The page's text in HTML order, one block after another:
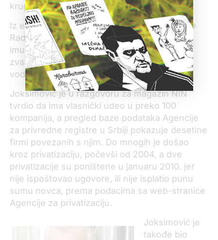
krugovima.
Iz evidencije privrednog registra vidi se da je
Radulović „Bana King“ osnovao sa dvojicom
imućnih Srba, Milomirom Joksimovićem,
zvanim Miša Omega i Slavkom Despotom,
vodećim uvoznikom kubanskih cigara.
Joksimović je u razgovoru za magazin NIN
tvrdio da ima vlasnički udeo u preko 100
kompanija, a pregled baze podataka Agencije
za privredne registre u Srbiji pokazuje desetine
firmi povezanih s njim. Do mnogih je došao
kroz privatizaciju, počevši od 2004, a dve
privatizacije su poništene u januaru 2010. jer
nije ispoštovao ugovore, ili nije isplatio punu
sumu novca, prema podacima sa web-stranice
Agencije za privatizaciju.
Joksimović je
takođe bio